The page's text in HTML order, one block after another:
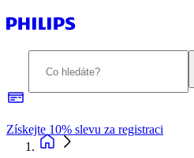
Získejte 10% slevu za registraci